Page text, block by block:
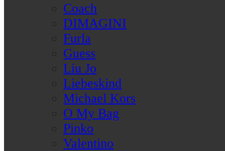
Coach
DIMAGINI
Furla
Guess
Liu Jo
Liebeskind
Michael Kors
O My Bag
Pinko
Valentino